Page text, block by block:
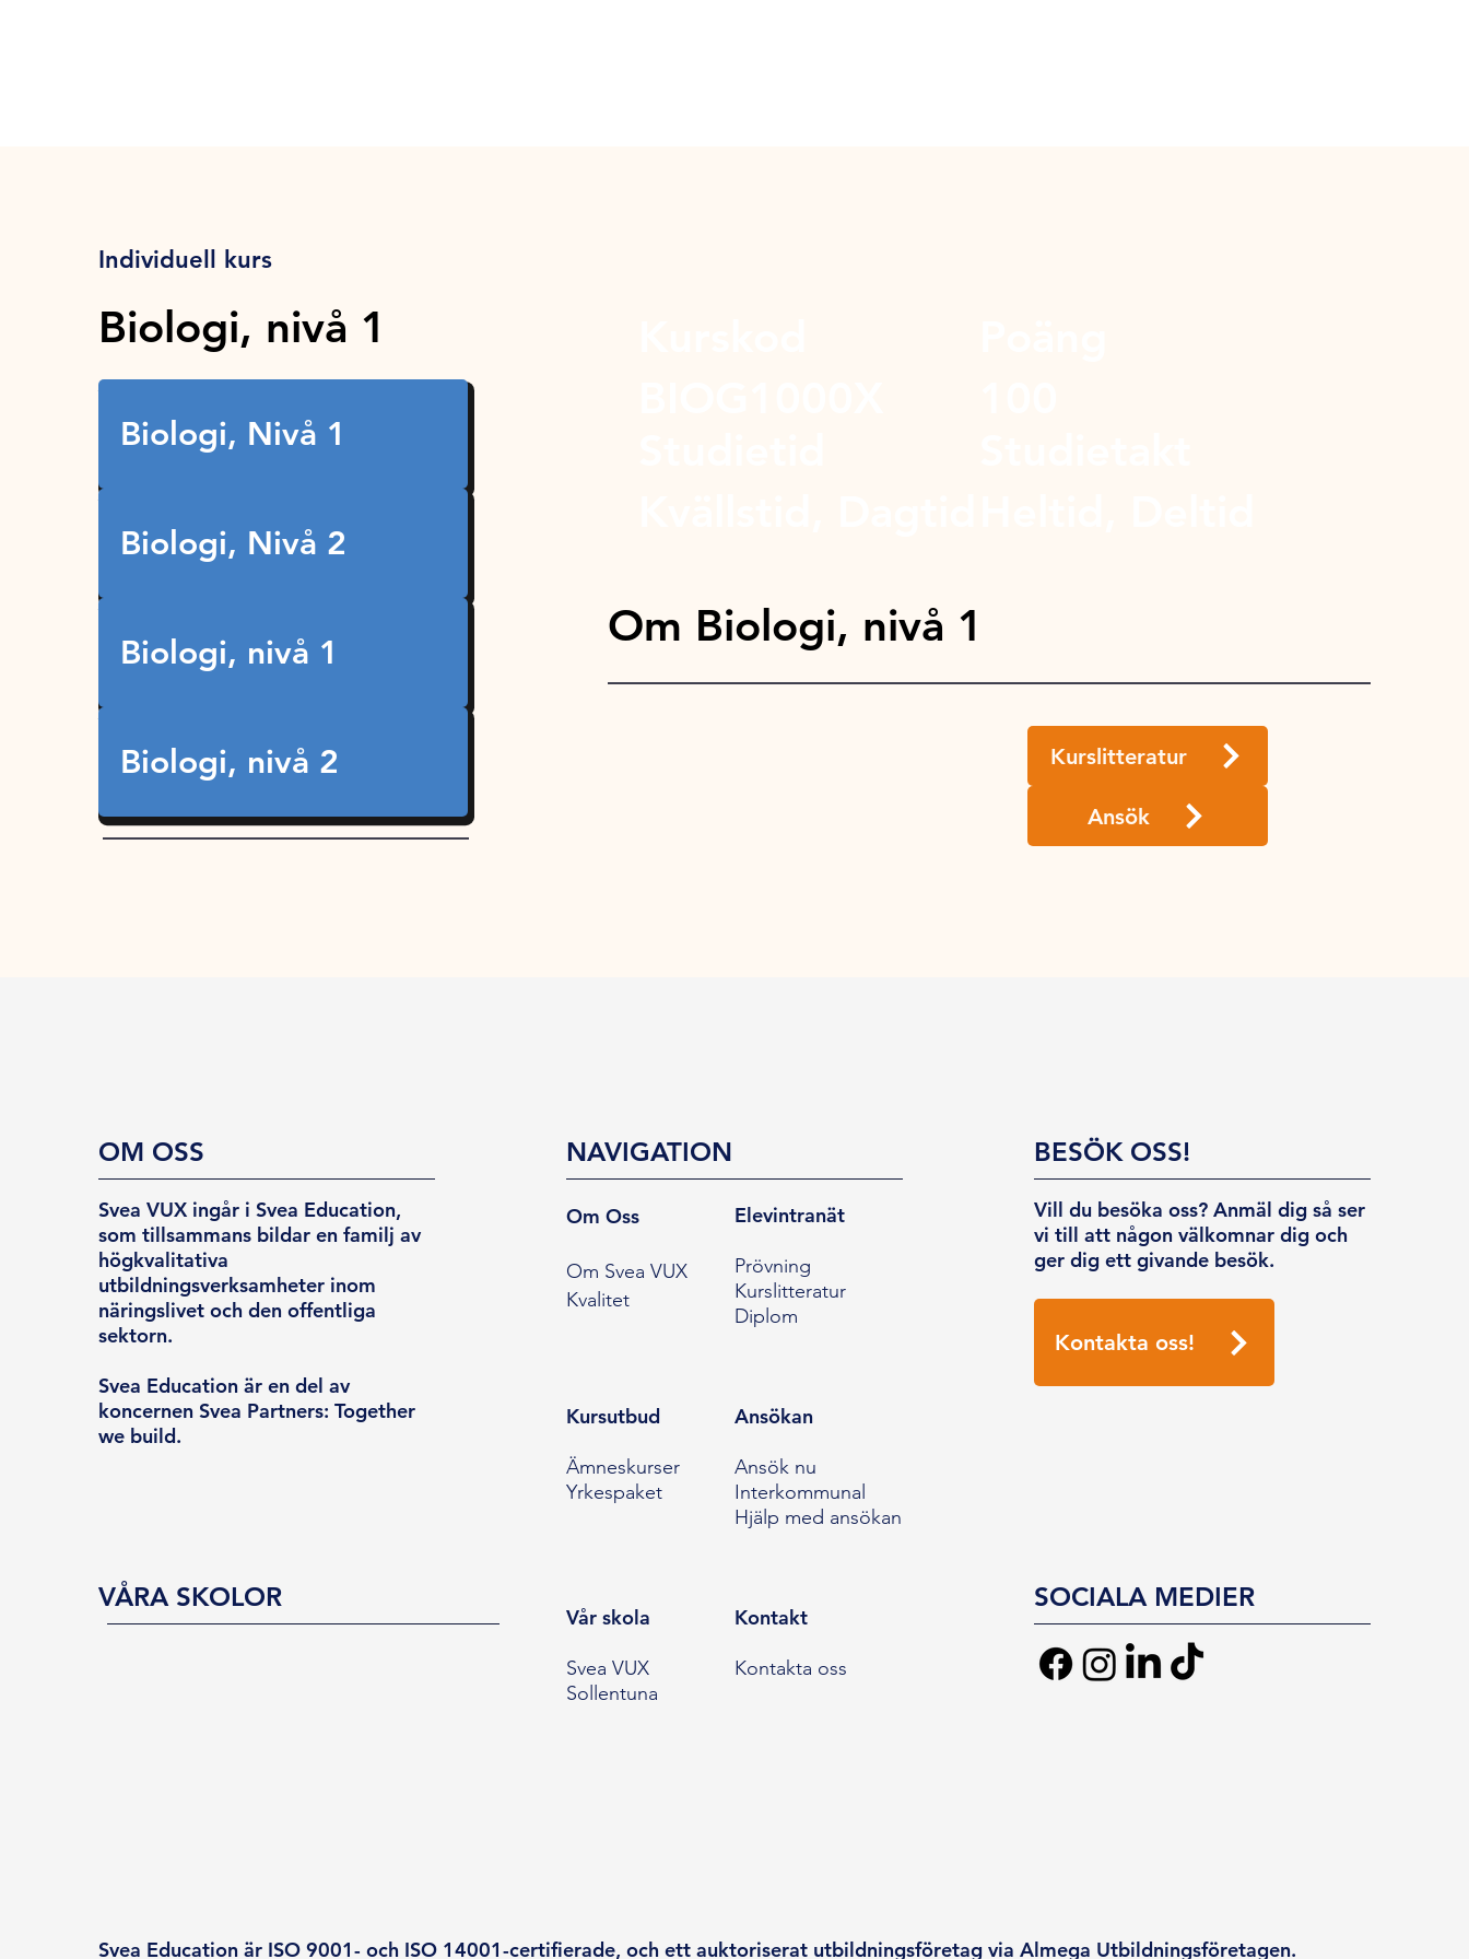
Individuell kurs
Biologi, nivå 1
Biologi, Nivå 1
Biologi, Nivå 2
Biologi, nivå 1
Biologi, nivå 2
Om Biologi, nivå 1
Kurslitteratur
Ansök
OM OSS
Svea VUX ingår i Svea Education,
som tillsammans bildar en familj av
högkvalitativa
utbildningsverksamheter inom
näringslivet och den offentliga
sektorn.
Svea Education är en del av
koncernen Svea Partners: Together
we build.
VÅRA SKOLOR
NAVIGATION
Om Oss
Om Svea VUX
Kvalitet
Elevintranät
Prövning
Kurslitteratur
Diplom
Kursutbud
Ämneskurser
Yrkespaket
Ansökan
Ansök nu
Interkommunal
Hjälp med ansökan
Vår skola
Svea VUX
Sollentuna
Kontakt
Kontakta oss
BESÖK OSS!
Vill du besöka oss? Anmäl dig så ser
vi till att någon välkomnar dig och
ger dig ett givande besök.
Kontakta oss!
SOCIALA MEDIER
Svea Education är ISO 9001- och ISO 14001-certifierade, och ett auktoriserat utbildningsföretag via Almega Utbildningsföretagen.